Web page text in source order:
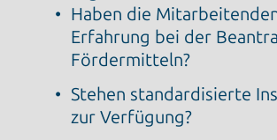
Haben die
Erfahrung bei der
Fördermitteln?
Stehen standardisierte
zur Verfügung?